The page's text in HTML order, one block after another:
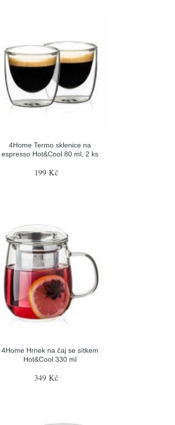
4Home Termo sklenice na
espresso Hot&Cool 80 ml, 2 ks
199 Kč
4Home Hrnek na čaj se sítkem
Hot&Cool 330 ml
349 Kč